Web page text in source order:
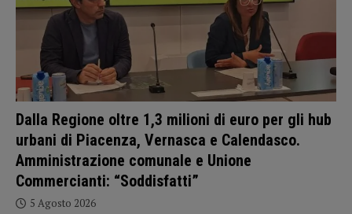
Dalla Regione oltre 1,3 milioni di euro per gli hub
urbani di Piacenza, Vernasca e Calendasco.
Amministrazione comunale e Unione
Commercianti: “Soddisfatti”
5 Agosto 2026